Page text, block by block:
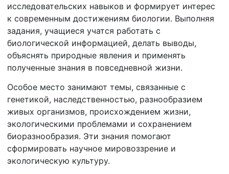
исследовательских навыков и формирует интерес
к современным достижениям биологии. Выполняя
задания, учащиеся учатся работать с
биологической информацией, делать выводы,
объяснять природные явления и применять
полученные знания в повседневной жизни.
Особое место занимают темы, связанные с
генетикой, наследственностью, разнообразием
живых организмов, происхождением жизни,
экологическими проблемами и сохранением
биоразнообразия. Эти знания помогают
сформировать научное мировоззрение и
экологическую культуру.